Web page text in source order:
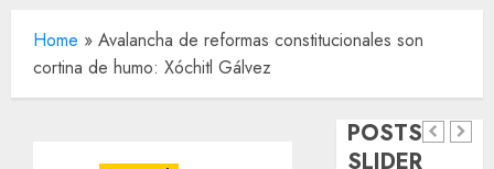
Home » Avalancha de reformas constitucionales son
cortina de humo: Xóchitl Gálvez
POSTS
SLIDER
Local
Reviven
la
natalicio
de Don